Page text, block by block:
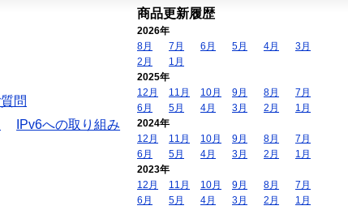
問
IPv6への取り組み
商品更新履歴
2026年
8月
7月 6月 5月 4月
3月
2月
1月
2025年
12月
11月 10月 9月 8月
7月
6月
5月 4月 3月 2月
1月
2024年
12月
11月 10月 9月 8月
7月
6月
5月 4月 3月 2月
1月
2023年
12月
11月 10月 9月 8月
7月
6月
5月 4月 3月 2月
1月